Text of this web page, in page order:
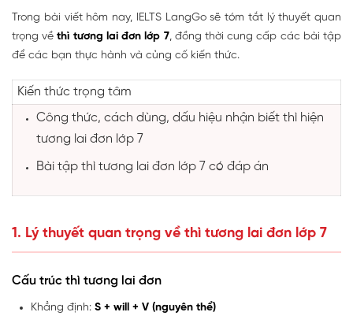
Trong bài viết hôm nay, IELTS LangGo sẽ tóm tắt lý thuyết quan
trọng vềthì tương lai đơn lớp 7, đồng thời cung cấp các bài tập
để các bạn thực hành và củng cố kiến thức.
Kiến thức trọng tâm
Công thức, cách dùng, dấu hiệu nhận biết thì hiện
tương lai đơn lớp 7
Bài tập thì tương lai đơn lớp 7 có đáp án
1. Lý thuyết quan trọng về thì tương lai đơn lớp 7
Cấu trúc thì tương lai đơn
Khẳng định: S + will + V (nguyên thể)